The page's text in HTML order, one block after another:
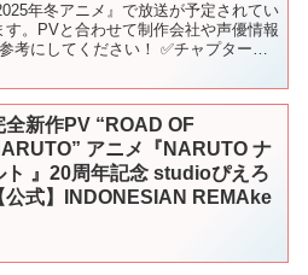
年冬アニメ』で放送が予定されてい
。PVと合わせて制作会社や声優情報
考にしてください！ ✅チャプターリ
全新作PV “ROAD OF
アニメ『NARUTO ナ
ト 』20周年記念 studioぴえろ
公式】INDONESIAN REMAke